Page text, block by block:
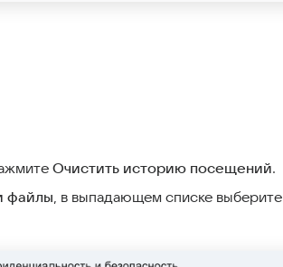
Очистить историю посещений.
файлы, в выпадающем списке выберите